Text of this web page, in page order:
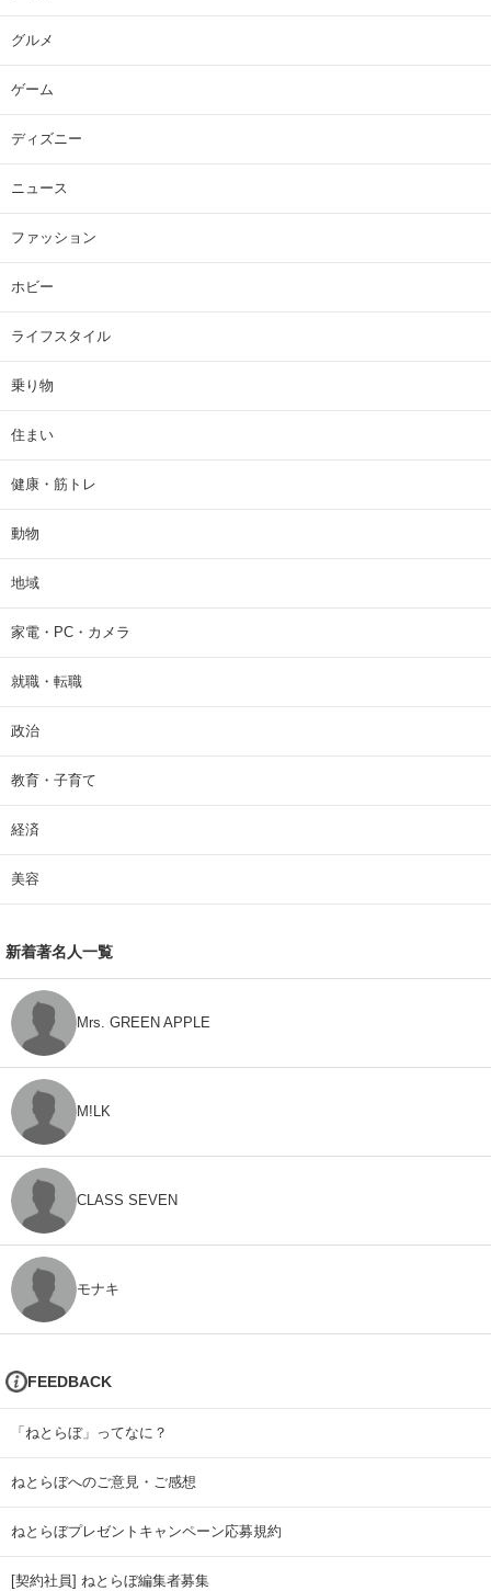
グルメ
ゲーム
ディズニー
ニュース
ファッション
ホビー
ライフスタイル
乗り物
住まい
健康・筋トレ
動物
地域
家電・PC・カメラ
就職・転職
政治
教育・子育て
経済
美容
新着著名人一覧
Mrs. GREEN APPLE
M!LK
CLASS SEVEN
モナキ
FEEDBACK
「ねとらぼ」ってなに？
ねとらぼへのご意見・ご感想
ねとらぼプレゼントキャンペーン応募規約
[契約社員] ねとらぼ編集者募集